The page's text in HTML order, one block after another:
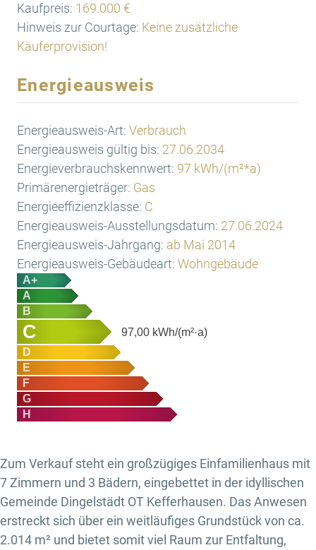
Kaufpreis: 169.000 €
Hinweis zur Courtage: Keine zusätzliche
Käuferprovision!
Energieausweis
Energieausweis-Art: Verbrauch
Energieausweis gültig bis: 27.06.2034
Energieverbrauchskennwert: 97 kWh/(m²*a)
Primärenergieträger: Gas
Energieeffizienzklasse: C
Energieausweis-Ausstellungsdatum: 27.06.2024
Energieausweis-Jahrgang: ab Mai 2014
Energieausweis-Gebäudeart: Wohngebäude
A+
A
B
C 97,00 kWh/(m²·a)
D
E
F
G
H
Zum Verkauf steht ein großzügiges Einfamilienhaus mit
7 Zimmern und 3 Bädern, eingebettet in der idyllischen
Gemeinde Dingelstädt OT Kefferhausen. Das Anwesen
erstreckt sich über ein weitläufiges Grundstück von ca.
2.014 m² und bietet somit viel Raum zur Entfaltung,